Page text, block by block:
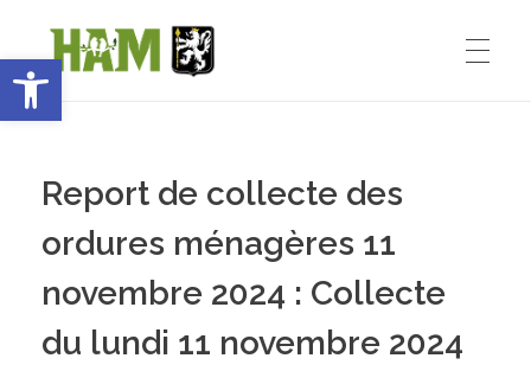
Ouvrir la barre d’outils
Ham-sous-Varsberg
VIE MUNICIPALE
Démarches administratives
VIE INSTITUTIONNELLE
Report de collecte des
ordures ménagères 11
novembre 2024 : Collecte
du lundi 11 novembre 2024